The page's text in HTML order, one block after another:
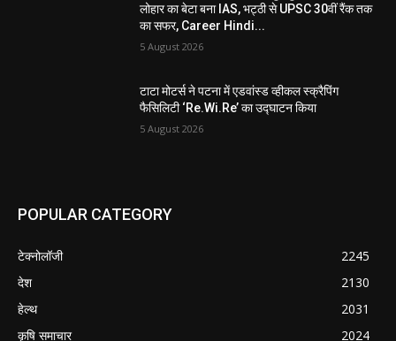
लोहार का बेटा बना IAS, भट्ठी से UPSC 30वीं रैंक तक
का सफर, Career Hindi...
5 August 2026
टाटा मोटर्स ने पटना में एडवांस्ड व्हीकल स्क्रैपिंग
फैसिलिटी ‘Re.Wi.Re’ का उद्घाटन किया
5 August 2026
POPULAR CATEGORY
टेक्नोलॉजी
2245
देश
2130
हेल्थ
2031
कृषि समाचार
2024